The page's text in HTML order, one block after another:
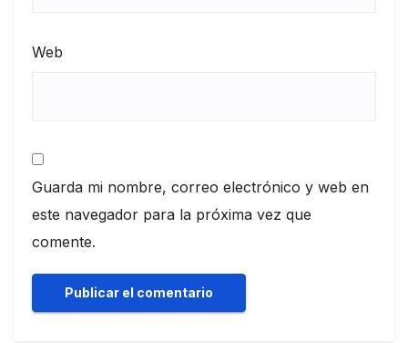
Web
Guarda mi nombre, correo electrónico y web en
este navegador para la próxima vez que
comente.